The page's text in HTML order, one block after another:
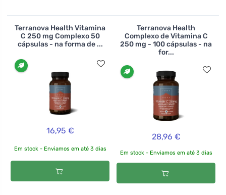
Terranova Health Vitamina
C 250 mg Complexo 50
cápsulas - na forma de ...
16,95 €
Em stock - Enviamos em até 3 dias
Terranova Health
Complexo de Vitamina C
250 mg - 100 cápsulas - na
for...
28,96 €
Em stock - Enviamos em até 3 dias